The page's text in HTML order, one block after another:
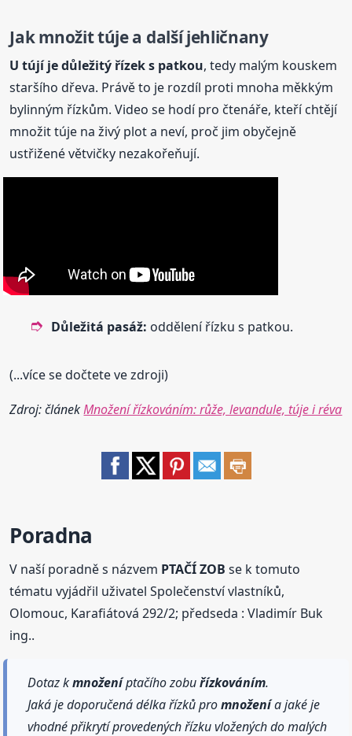
Jak množit túje a další jehličnany
U tújí je důležitý řízek s patkou, tedy malým kouskem
staršího dřeva. Právě to je rozdíl proti mnoha měkkým
bylinným řízkům. Video se hodí pro čtenáře, kteří chtějí
množit túje na živý plot a neví, proč jim obyčejně
ustřižené větvičky nezakořeňují.
Důležitá pasáž: oddělení řízku s patkou.
(...více se dočtete ve zdroji)
Zdroj: článekMnožení řízkováním: růže, levandule, túje i réva
Poradna
V naší poradně s názvem PTAČÍ ZOB se k tomuto
tématu vyjádřil uživatel Společenství vlastníků,
Olomouc, Karafiátová 292/2; předseda : Vladimír Buk
ing..
Dotaz kmnoženíptačího zobuřízkováním.
Jaká je doporučená délka řízků promnoženía jaké je
vhodné přikrytí provedených řízku vložených do malých